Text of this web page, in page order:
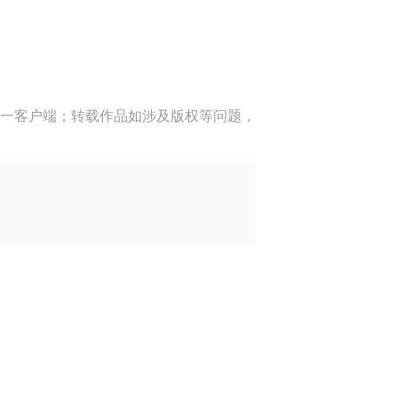
客户端；转载作品如涉及版权等问题，